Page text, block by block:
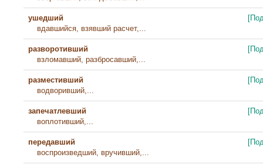
ушедший
вдавшийся, взявший расчет,...
разворотивший
взломавший, разбросавший,...
разместивший
водворивший,...
запечатлевший
воплотивший,...
передавший
воспроизведший, вручивший,...